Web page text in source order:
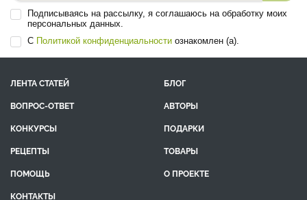
Подписываясь на рассылку, я соглашаюсь на обработку моих
персональных данных.
С Политикой конфиденциальности ознакомлен (а).
ЛЕНТА СТАТЕЙ
БЛОГ
ВОПРОС-ОТВЕТ
АВТОРЫ
КОНКУРСЫ
ПОДАРКИ
РЕЦЕПТЫ
ТОВАРЫ
ПОМОЩЬ
О ПРОЕКТЕ
КОНТАКТЫ